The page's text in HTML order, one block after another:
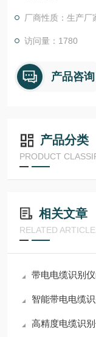
厂商性质：生产厂
访问量：1780
产品咨询
产品分类
PRODUCT
相关文章
RELATED
带电电缆识别
智能带电电缆
高精度电缆识